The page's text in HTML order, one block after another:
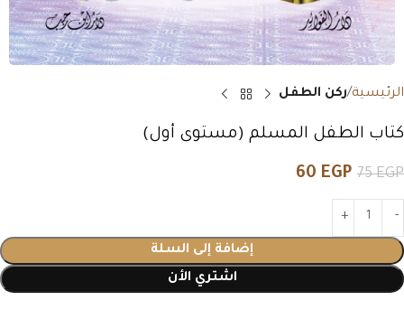
الرئيسية ركن الطفل
كتاب الطفل المسلم (مستوى أول)
75EGP
60 EGP
إضافة إلى السلة
اشتري الأن